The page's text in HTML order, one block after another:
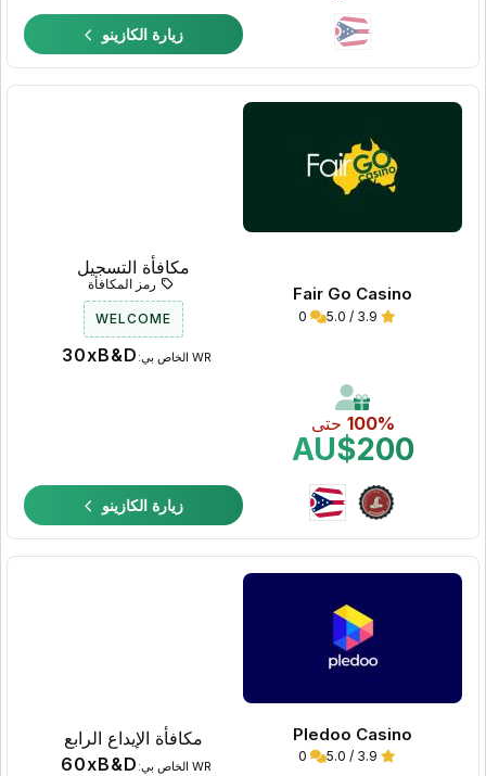
زيارة الكازينو
Fair Go Casino
3.9 / 5.0
0
100%حتى
AU$200
مكافأة التسجيل
رمز المكافأة
WELCOME
WR الخاص بي: 30xB&D
زيارة الكازينو
Pledoo Casino
3.9 / 5.0
0
مكافأة الإيداع الرابع
WR الخاص بي: 60xB&D